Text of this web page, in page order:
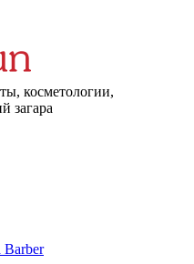
косметологии,
загара
Barber